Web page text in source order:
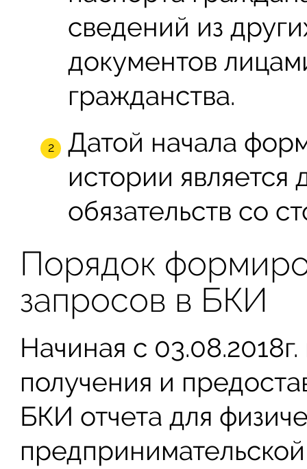
сведений из
документов
гражданства.
Датой начала
истории является
обязательств со
Порядок
запросов в БКИ
Начиная с
получения и
БКИ отчета для